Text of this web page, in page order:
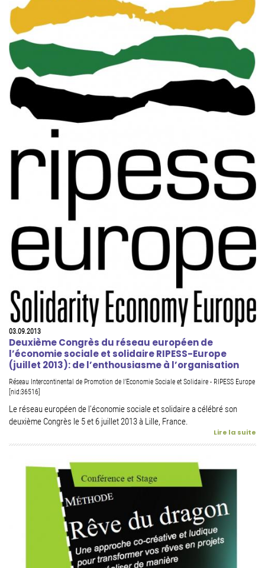
03.09.2013
Deuxième Congrès du réseau européen de
l’économie sociale et solidaire RIPESS-Europe
(juillet 2013): de l’enthousiasme à l’organisation
Réseau Intercontinental de Promotion de l’Economie Sociale et Solidaire - RIPESS Europe
[nid:36516]
Le réseau européen de l’économie sociale et solidaire a célébré son
deuxième Congrès le 5 et 6 juillet 2013 à Lille, France.
Lire la suite